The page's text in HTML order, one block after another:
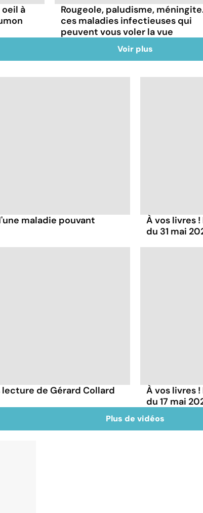
à
Rougeole, paludisme,
ces maladies infectieuses qui
peuvent vous voler la vue
Voir plus
maladie pouvant
À vos livres
du 31 mai
lecture de Gérard Collard
À vos livres
du 17 mai
Plus de vidéos